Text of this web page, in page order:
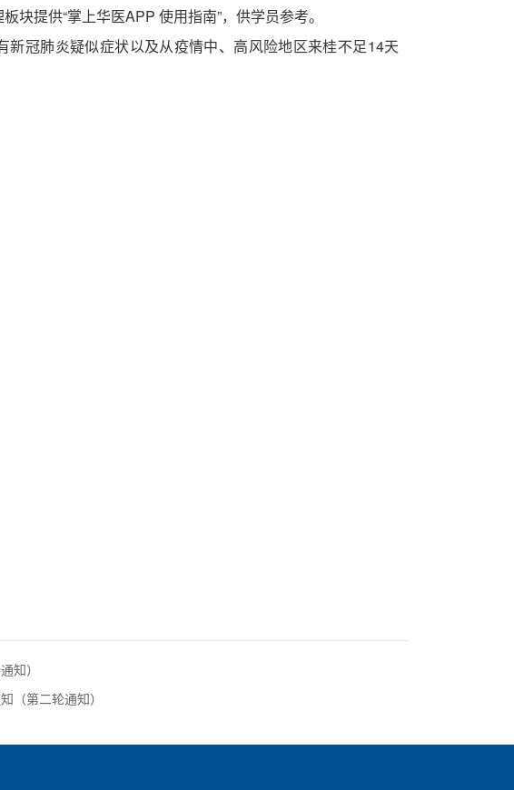
块提供“掌上华医APP 使用指南”，供学员参考。
新冠肺炎疑似症状以及从疫情中、高风险地区来桂不足14天
知）
（第二轮通知）